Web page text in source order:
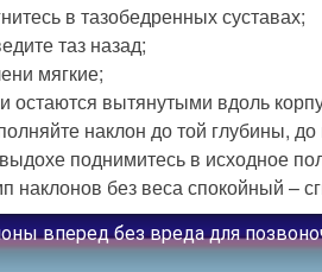
в тазобедренных суставах;
таз назад;
мягкие;
остаются вытянутыми вдоль
наклон до той глубины,
поднимитесь в исходное
наклонов без веса спокойный –
вперед без вреда для
это видео на YouTube